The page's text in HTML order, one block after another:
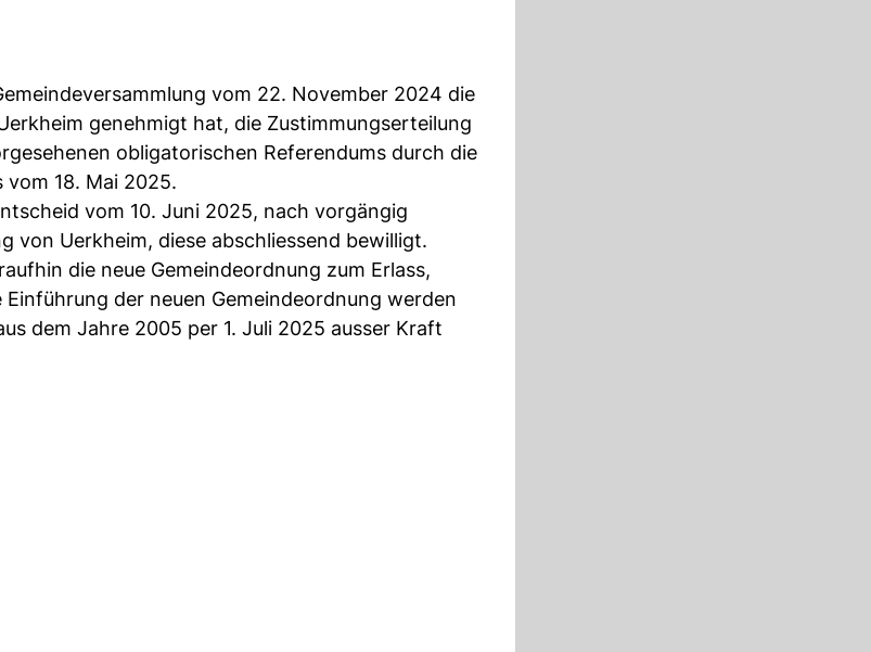
vom 22. November 2024 die
genehmigt hat, die Zustimmungserteilung
obligatorischen Referendums durch die
18. Mai 2025.
vom 10. Juni 2025, nach vorgängig
von Uerkheim, diese abschliessend bewilligt.
die neue Gemeindeordnung zum Erlass,
der neuen Gemeindeordnung werden
dem Jahre 2005 per 1. Juli 2025 ausser Kraft